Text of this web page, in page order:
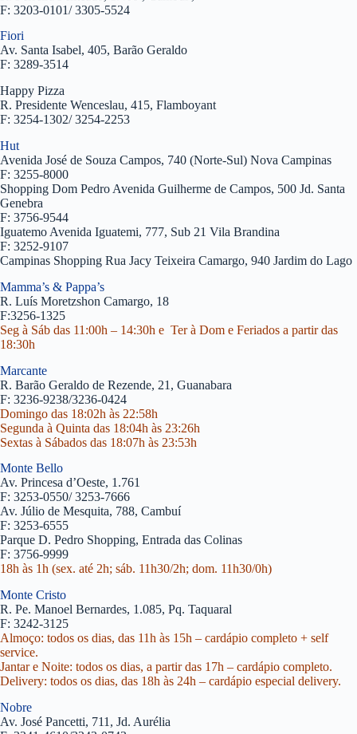
F: 3203-0101/ 3305-5524
Fiori
Av. Santa Isabel, 405, Barão Geraldo
F: 3289-3514
Happy Pizza
R. Presidente Wenceslau, 415, Flamboyant
F: 3254-1302/ 3254-2253
Hut
Avenida José de Souza Campos, 740 (Norte-Sul) Nova Campinas
F: 3255-8000
Shopping Dom Pedro Avenida Guilherme de Campos, 500 Jd. Santa
Genebra
F: 3756-9544
Iguatemo Avenida Iguatemi, 777, Sub 21 Vila Brandina
F: 3252-9107
Campinas Shopping Rua Jacy Teixeira Camargo, 940 Jardim do Lago
Mamma’s & Pappa’s
R. Luís Moretzshon Camargo, 18
F:3256-1325
Seg à Sáb das 11:00h – 14:30h e Ter à Dom e Feriados a partir das
18:30h
Marcante
R. Barão Geraldo de Rezende, 21, Guanabara
F: 3236-9238/3236-0424
Domingo das 18:02h às 22:58h
Segunda à Quinta das 18:04h às 23:26h
Sextas à Sábados das 18:07h às 23:53h
Monte Bello
Av. Princesa d’Oeste, 1.761
F: 3253-0550/ 3253-7666
Av. Júlio de Mesquita, 788, Cambuí
F: 3253-6555
Parque D. Pedro Shopping, Entrada das Colinas
F: 3756-9999
18h às 1h (sex. até 2h; sáb. 11h30/2h; dom. 11h30/0h)
Monte Cristo
R. Pe. Manoel Bernardes, 1.085, Pq. Taquaral
F: 3242-3125
Almoço: todos os dias, das 11h às 15h – cardápio completo + self
service.
Jantar e Noite: todos os dias, a partir das 17h – cardápio completo.
Delivery: todos os dias, das 18h às 24h – cardápio especial delivery.
Nobre
Av. José Pancetti, 711, Jd. Aurélia